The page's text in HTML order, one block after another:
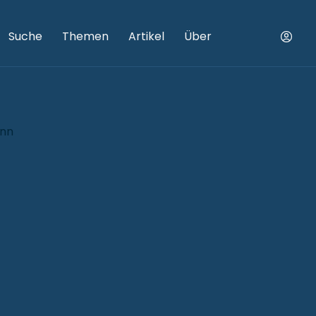
Suche Themen Artikel Über